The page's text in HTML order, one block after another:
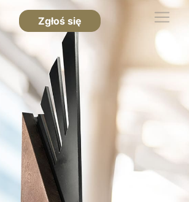
Zgłoś się